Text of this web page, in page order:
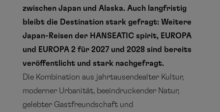
zwischen Japan und Alaska. Auch langfristig
bleibt die Destination stark gefragt: Weitere
Japan-Reisen der HANSEATIC spirit, EUROPA
und EUROPA 2 für 2027 und 2028 sind bereits
veröffentlicht und stark nachgefragt.
Die Kombination aus jahrtausendealter Kultur,
moderner Urbanität, beeindruckender Natur,
gelebter Gastfreundschaft und